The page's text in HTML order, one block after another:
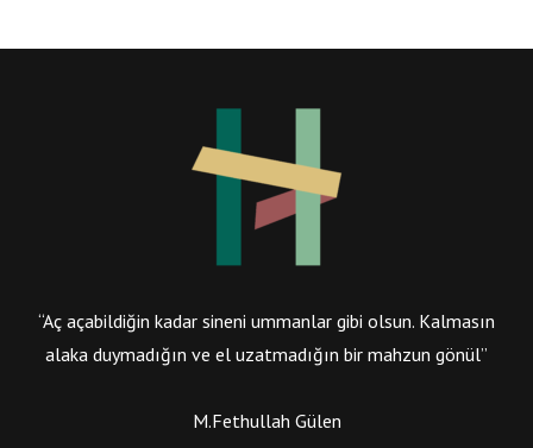
“Aç açabildiğin kadar sineni ummanlar gibi olsun. Kalmasın
alaka duymadığın ve el uzatmadığın bir mahzun gönül”
M.Fethullah Gülen